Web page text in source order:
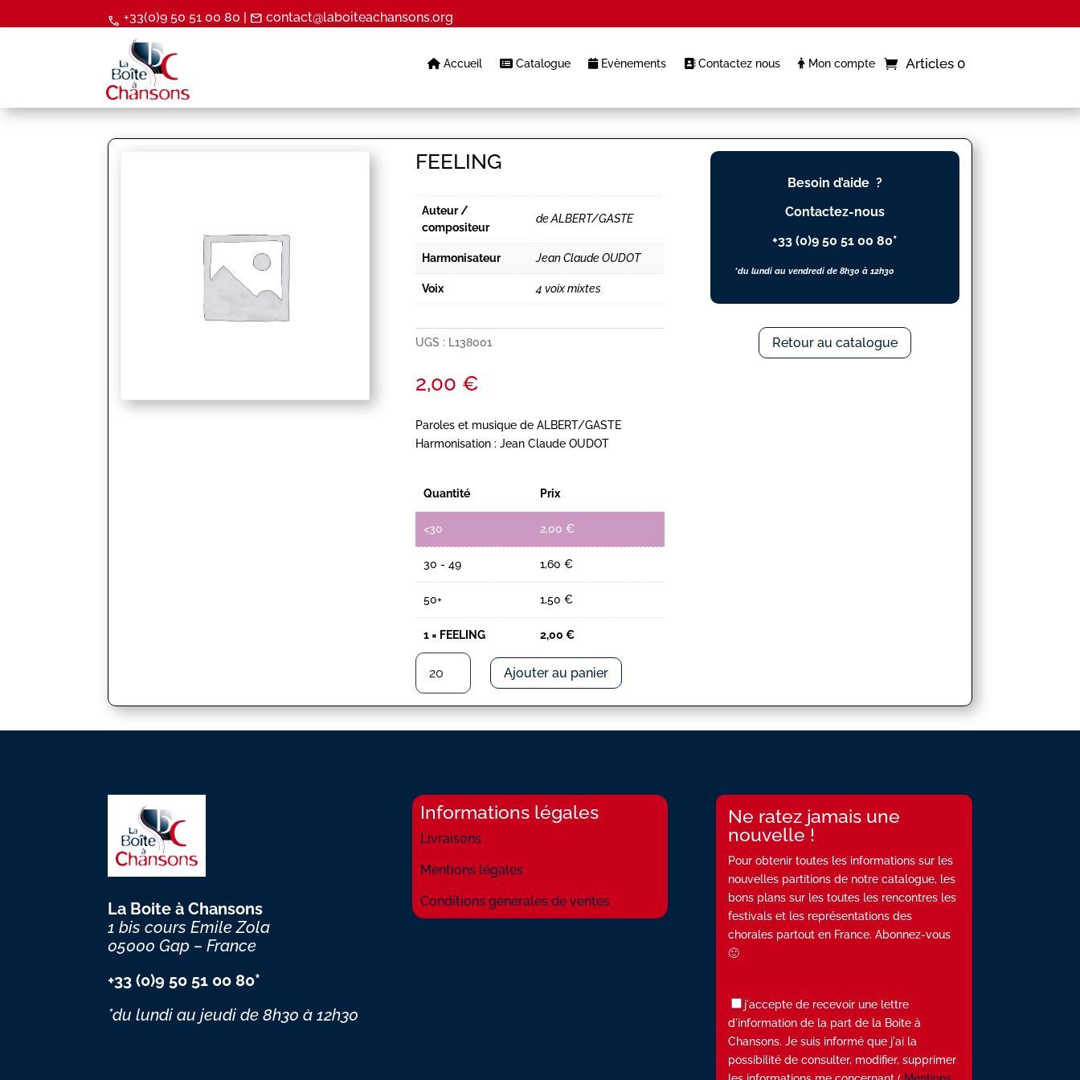
call +33(0)9 50 51 00 80 | mail contact@laboiteachansons.org
Accueil Catalogue Evènements Contactez nous Mon compte Articles 0
FEELING
Auteur /
compositeur
de ALBERT/GASTE
Harmonisateur Jean Claude OUDOT
Voix 4 voix mixtes
UGS : L138001
2,00 €
Paroles et musique de ALBERT/GASTE
Harmonisation : Jean Claude OUDOT
Quantité Prix
<30 2,00 €
30 - 49 1,60 €
50+ 1,50 €
1 × FEELING 2,00 €
quantité
FEELING
Ajouter au panier
Besoin d’aide ?
Contactez-nous
+33 (0)9 50 51 00 80*
*du lundi au vendredi de 8h30 à 12h30
Retour au catalogue
La Boite à Chansons
1 bis cours Emile Zola
05000 Gap – France
+33 (0)9 50 51 00 80*
*du lundi au jeudide 8h30 à 12h30
Informations légales
Livraisons
Mentions légales
Conditions générales de ventes
Ne ratez jamais une
nouvelle !
Pour obtenir toutes les informations sur les
nouvelles partitions de notre catalogue, les
bons plans sur les toutes les rencontres les
festivals et les représentations des
chorales partout en France. Abonnez-vous
🙂
j'accepte de recevoir une lettre
d'information de la part de la Boite à
Chansons. Je suis informé que j'ai la
possibilité de consulter, modifier, supprimer